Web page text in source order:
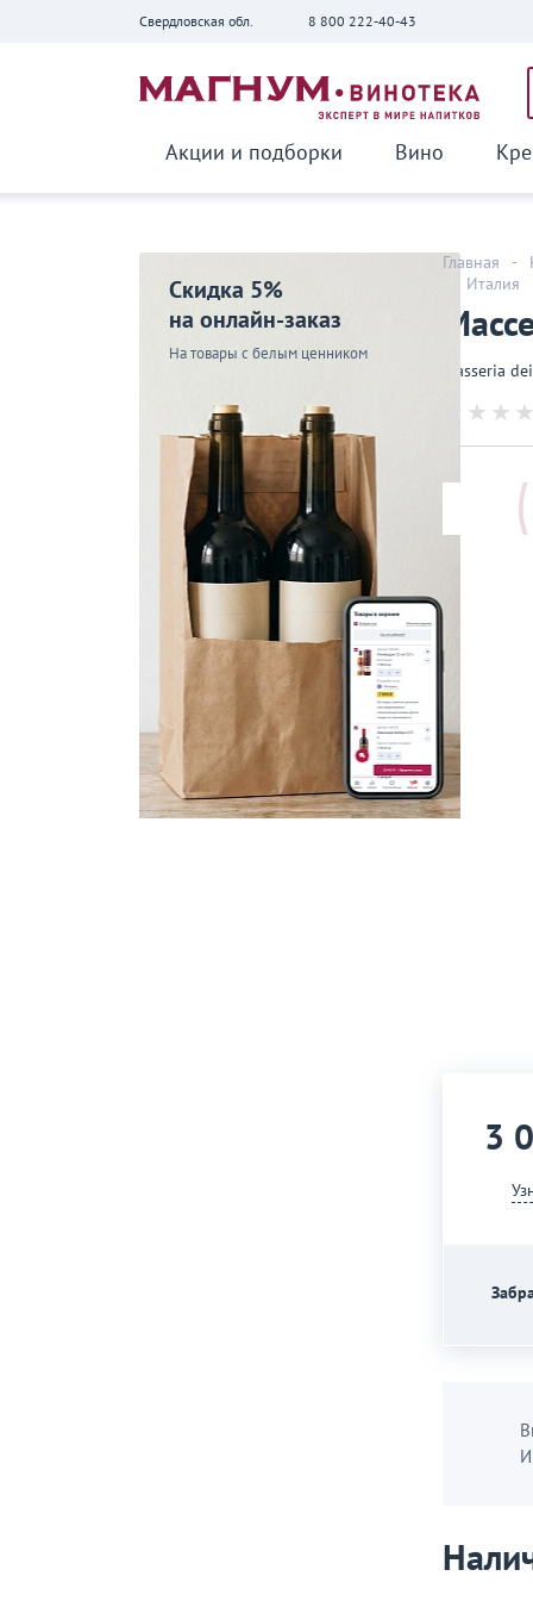
Свердловская обл. 8 800 222-40-43
Акции и подборки Вино
Скидка 5%
на онлайн-заказ
На товары с белым ценником
Главная -
Италия
Masseria
3